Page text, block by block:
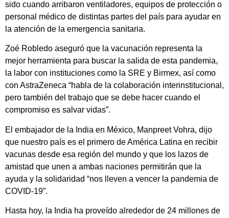
sido cuando arribaron ventiladores, equipos de protección o
personal médico de distintas partes del país para ayudar en
la atención de la emergencia sanitaria.
Zoé Robledo aseguró que la vacunación representa la
mejor herramienta para buscar la salida de esta pandemia,
la labor con instituciones como la SRE y Birmex, así como
con AstraZeneca “habla de la colaboración interinstitucional,
pero también del trabajo que se debe hacer cuando el
compromiso es salvar vidas”.
El embajador de la India en México, Manpreet Vohra, dijo
que nuestro país es el primero de América Latina en recibir
vacunas desde esa región del mundo y que los lazos de
amistad que unen a ambas naciones permitirán que la
ayuda y la solidaridad “nos lleven a vencer la pandemia de
COVID-19”.
Hasta hoy, la India ha proveído alrededor de 24 millones de